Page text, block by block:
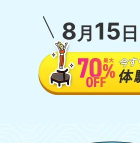
8月 15 日